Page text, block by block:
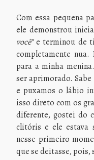
Com essa pequena
ele demonstrou
você”e terminou de
completamente
para a minha
ser aprimorado.
e puxamos o lábio
isso direto com os
diferente, gostei do
clitóris e ele estava
nesse primeiro
que se deitasse, pois,